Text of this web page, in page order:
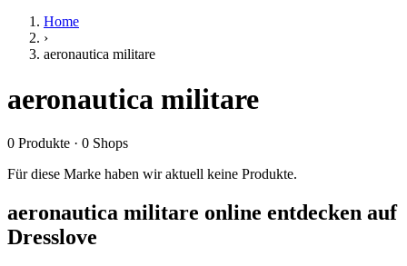
Home
›
aeronautica militare
aeronautica militare
0 Produkte · 0 Shops
Für diese Marke haben wir aktuell keine Produkte.
aeronautica militare online entdecken auf
Dresslove